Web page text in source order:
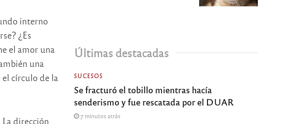
interno
¿Es
el amor una
una
círculo de la
dirección
Últimas destacadas
SUCESOS
Se fracturó el tobillo mientras hacía
senderismo y fue rescatada por el DUAR
7 minutos atrás